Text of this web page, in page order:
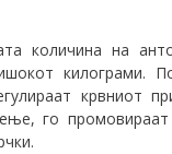
количина на
килограми.
крвниот
го промовираат